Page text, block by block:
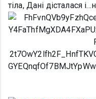
тіла, Дані дісталася